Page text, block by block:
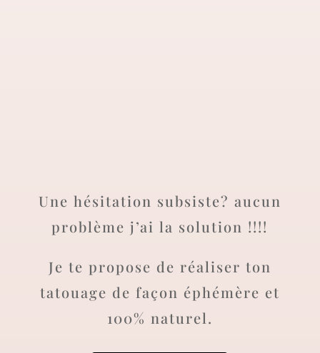
Une hésitation subsiste? aucun
problème j’ai la solution !!!!
Je te propose de réaliser ton
tatouage de façon éphémère et
100% naturel.